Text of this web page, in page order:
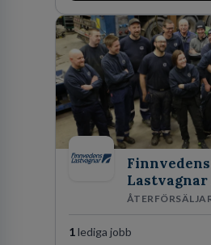
fler än 450 jurister på fem
Köpenhamn, Århus, Oslo och
på DLA Piper erbjuda våra
effektiv och
expertis. På vårt kontor i
vi idag drygt 240
Finnvedens
Lastvagnar
1lediga jobb